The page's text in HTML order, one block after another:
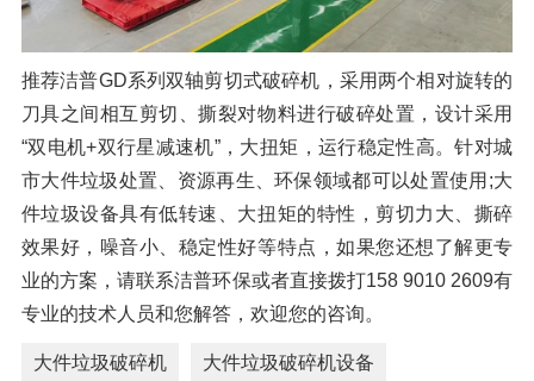
推荐洁普GD系列双轴剪切式破碎机，采用两个相对旋转的
刀具之间相互剪切、撕裂对物料进行破碎处置，设计采用
“双电机+双行星减速机”，大扭矩，运行稳定性高。针对城
市大件垃圾处置、资源再生、环保领域都可以处置使用;大
件垃圾设备具有低转速、大扭矩的特性，剪切力大、撕碎
效果好，噪音小、稳定性好等特点，如果您还想了解更专
业的方案，请联系洁普环保或者直接拨打158 9010 2609有
专业的技术人员和您解答，欢迎您的咨询。
大件垃圾破碎机 大件垃圾破碎机设备